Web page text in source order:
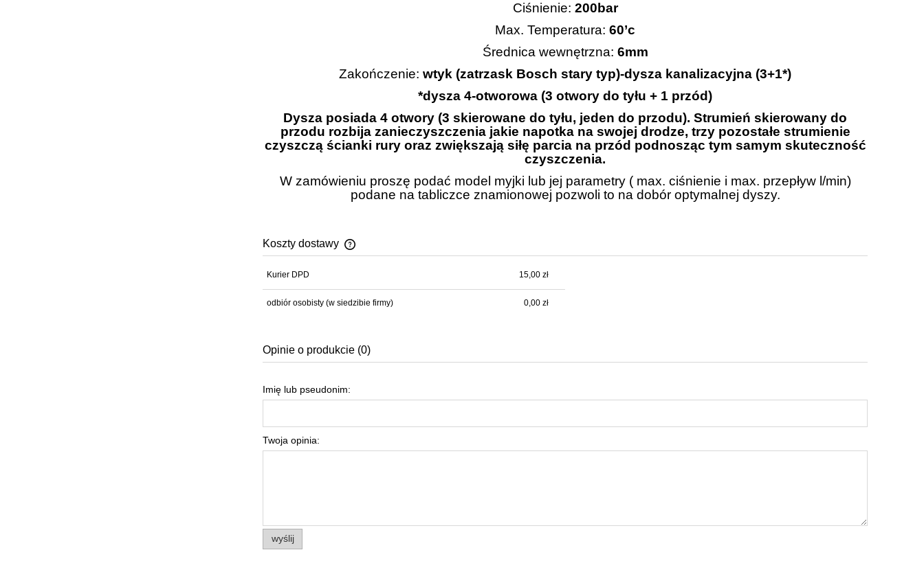
Ciśnienie: 200bar
Max. Temperatura: 60’c
Średnica wewnętrzna: 6mm
Zakończenie: wtyk (zatrzask Bosch stary typ)-dysza kanalizacyjna (3+1*)
*dysza 4-otworowa (3 otwory do tyłu + 1 przód)
Dysza posiada 4 otwory (3 skierowane do tyłu, jeden do przodu). Strumień skierowany do
przodu rozbija zanieczyszczenia jakie napotka na swojej drodze, trzy pozostałe strumienie
czyszczą ścianki rury oraz zwiększają siłę parcia na przód podnosząc tym samym skuteczność
czyszczenia.
W zamówieniu proszę podać model myjki lub jej parametry ( max. ciśnienie i max. przepływ l/min)
podane na tabliczce znamionowej pozwoli to na dobór optymalnej dyszy.
Koszty dostawy
płatności
Kurier DPD 15,00 zł
odbiór osobisty (w siedzibie firmy) 0,00 zł
Opinie o produkcie (0)
Imię lub pseudonim:
Twoja opinia:
wyślij